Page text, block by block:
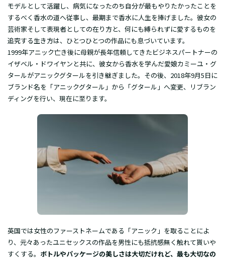
モデルとして活躍し、病気になったのち自分が最もやりたかったことを
するべく香水の道へ従事し、最期まで香水に人生を捧げました。彼女の
芸術家そして表現者としての在り方と、何にも縛られずに愛するものを
追究する生き方は、ひとつひとつの作品にも息づいています。
1999年アニック亡き後に母親が長年信頼してきたビジネスパートナーの
イザベル・ドワイヤンと共に、彼女から香水を学んだ愛娘カミーユ・グ
タールがアニックグタールを引き継ぎました。その後、2018年9月5日に
ブランド名を「アニックグタール」から「グタール」へ変更、リブラン
ディングを行い、現在に至ります。
英国では女性のファーストネームである「アニック」を取ることによ
り、元々あったユニセックスの作品を男性にも抵抗感無く触れて貰いや
すくする。 ボトルやパッケージの美しさは大切だけれど、最も大切なの